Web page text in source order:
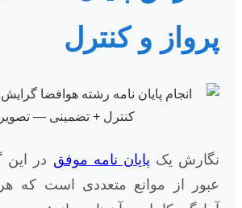
پرواز و کنترل
نگارش یک پایان نامه موفق در این
عبور از موانع متعددی است که هر